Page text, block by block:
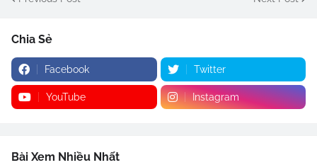
Chia Sẻ
Facebook Twitter
YouTube Instagram
Bài Xem Nhiều Nhất